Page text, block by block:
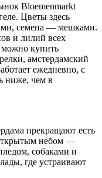
Bloemenmarkt
Цветы здесь
семена — мешками.
и лилий всех
купить
амстердамский
ежедневно, с
ниже, чем в
прекращают есть
небом —
собаками и
где устраивают